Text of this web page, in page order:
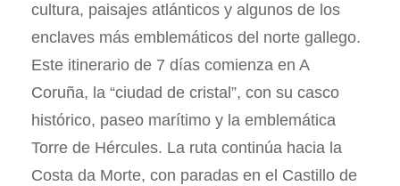
cultura, paisajes atlánticos y algunos de los
enclaves más emblemáticos del norte gallego.
Este itinerario de 7 días comienza en A
Coruña, la “ciudad de cristal”, con su casco
histórico, paseo marítimo y la emblemática
Torre de Hércules. La ruta continúa hacia la
Costa da Morte, con paradas en el Castillo de